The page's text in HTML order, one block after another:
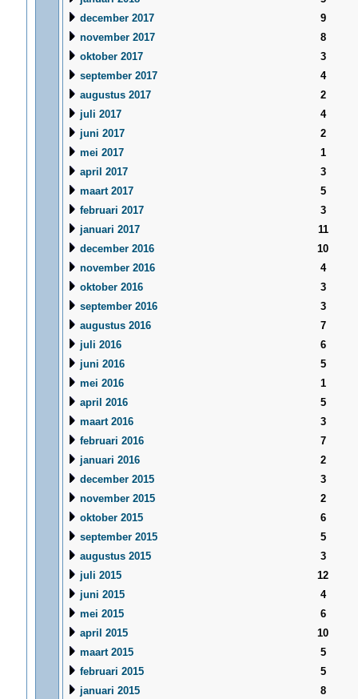
december 2017
9
november 2017
8
oktober 2017
3
september 2017
4
augustus 2017
2
juli 2017
4
juni 2017
2
mei 2017
1
april 2017
3
maart 2017
5
februari 2017
3
januari 2017
11
december 2016
10
november 2016
4
oktober 2016
3
september 2016
3
augustus 2016
7
juli 2016
6
juni 2016
5
mei 2016
1
april 2016
5
maart 2016
3
februari 2016
7
januari 2016
2
december 2015
3
november 2015
2
oktober 2015
6
september 2015
5
augustus 2015
3
juli 2015
12
juni 2015
4
mei 2015
6
april 2015
10
maart 2015
5
februari 2015
5
januari 2015
8